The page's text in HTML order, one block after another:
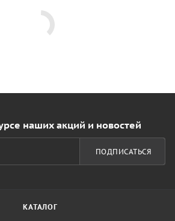
наших акций и новостей
ПОДПИСАТЬСЯ
КАТАЛОГ